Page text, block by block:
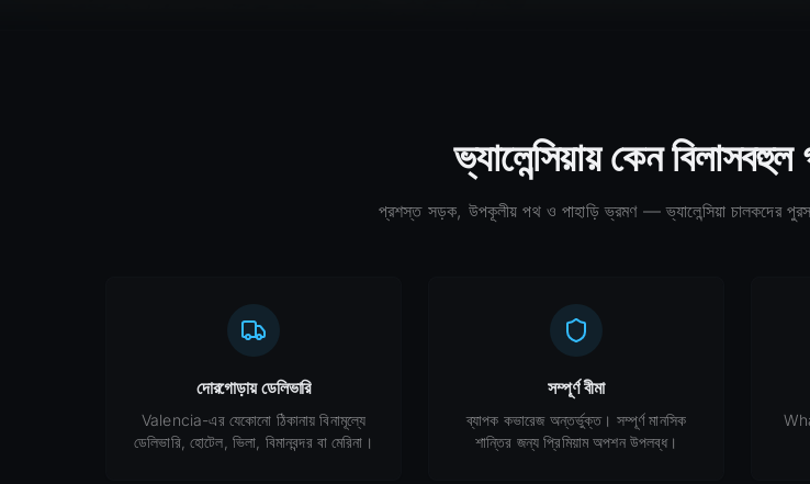
ভ্যালেন্সিয়ায় কেন বিলাসবহুল
প্রশস্ত সড়ক, উপকূলীয় পথ ও পাহাড়ি ভ্রমণ — ভ্যালেন্সিয়া চালকদের
দোরগোড়ায় ডেলিভারি
Valencia-এর যেকোনো ঠিকানায় বিনামূল্যে
ডেলিভারি, হোটেল, ভিলা, বিমানবন্দর বা মেরিনা।
সম্পূর্ণ বীমা
ব্যাপক কভারেজ অন্তর্ভুক্ত। সম্পূর্ণ মানসিক
শান্তির জন্য প্রিমিয়াম অপশন উপলব্ধ।